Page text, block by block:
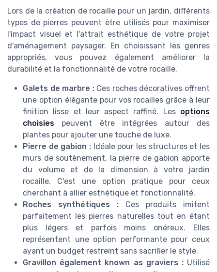
Lors de la création de rocaille pour un jardin, différents
types de pierres peuvent être utilisés pour maximiser
l'impact visuel et l'attrait esthétique de votre projet
d'aménagement paysager. En choisissant les genres
appropriés, vous pouvez également améliorer la
durabilité et la fonctionnalité de votre rocaille.
Galets de marbre :Ces roches décoratives offrent
une option élégante pour vos rocailles grâce à leur
finition lisse et leur aspect raffiné. Les options
choisies peuvent être intégrées autour des
plantes pour ajouter une touche de luxe.
Pierre de gabion : Idéale pour les structures et les
murs de soutènement, la pierre de gabion apporte
du volume et de la dimension à votre jardin
rocaille. C'est une option pratique pour ceux
cherchant à allier esthétique et fonctionnalité.
Roches synthétiques : Ces produits imitent
parfaitement les pierres naturelles tout en étant
plus légers et parfois moins onéreux. Elles
représentent une option performante pour ceux
ayant un budget restreint sans sacrifier le style.
Gravillon également known as graviers :Utilisé